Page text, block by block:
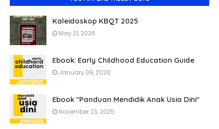
Kaleidoskop KBQT 2025
May 21, 2026
Ebook: Early Childhood Education Guide
January 09, 2026
Ebook "Panduan Mendidik Anak Usia Dini"
November 23, 2025